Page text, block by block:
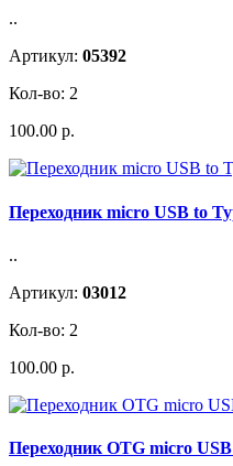
..
Артикул: 05392
Кол-во: 2
100.00 р.
Переходник micro USB to
..
Артикул: 03012
Кол-во: 2
100.00 р.
Переходник OTG micro